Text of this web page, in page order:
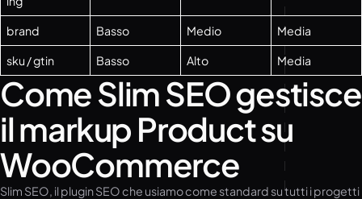
brand Basso Medio Media
sku / gtin Basso Alto Media
Come Slim SEO gestisce
il markup Product su
WooCommerce
Slim SEO, il plugin SEO che usiamo come standard su tutti i progetti